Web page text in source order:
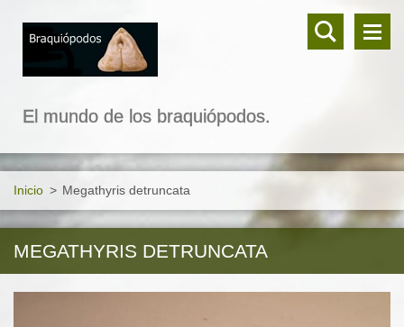
El mundo de los braquiópodos.
Inicio > Megathyris detruncata
MEGATHYRIS DETRUNCATA